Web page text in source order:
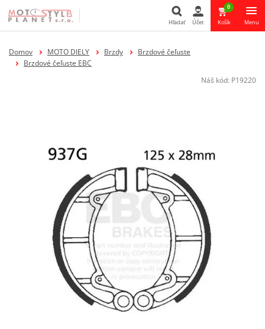
Hľadať Účet
0
Košík Menu
Domov MOTO DIELY Brzdy
Brzdové čeľuste
Brzdové čeľuste EBC
Náš kód: P19220